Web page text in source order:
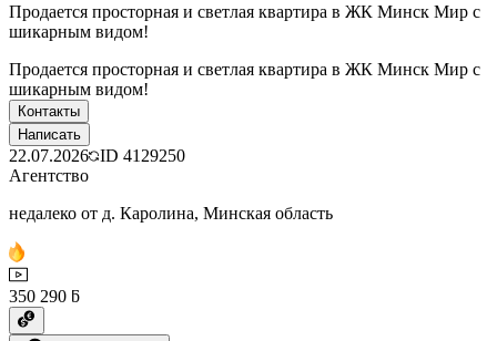
Продается просторная и светлая квартира в ЖК Минск Мир с
шикарным видом!
Продается просторная и светлая квартира в ЖК Минск Мир с
шикарным видом!
Контакты
Написать
22.07.2026 ID 4129250
Агентство
недалеко от д. Каролина, Минская область
350 290 ƃ